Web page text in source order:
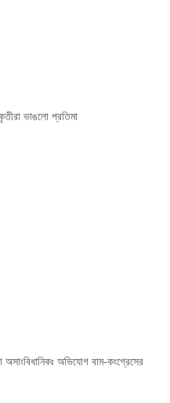
ভাঙলো প্রতিমা
অসাংবিধানিকঃ অভিযোগ বাম-কংগ্রেসের